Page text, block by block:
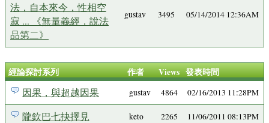
法，自本來今，性相空
寂 ... 《無量義經．說法
品第二》
gustav 3495 05/14/2014 12:36AM
經論探討系列 作者 Views 發表時間
因果，與超越因果 gustav 4864 02/16/2013 11:28PM
隴欽巴七抉擇見 keto 2265 11/06/2011 08:13PM